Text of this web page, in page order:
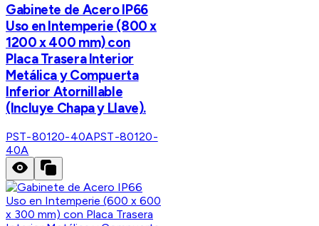
Gabinete de Acero IP66
Uso en Intemperie (800 x
1200 x 400 mm) con
Placa Trasera Interior
Metálica y Compuerta
Inferior Atornillable
(Incluye Chapa y Llave).
PST-80120-40APST-80120-
40A